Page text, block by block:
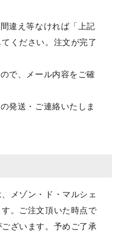
違え等なければ「上記
ください。注文が完了
で、メール内容をご確
発送・ご連絡いたしま
メゾン・ド・マルシェ
。ご注文頂いた時点で
ざいます。予めご了承